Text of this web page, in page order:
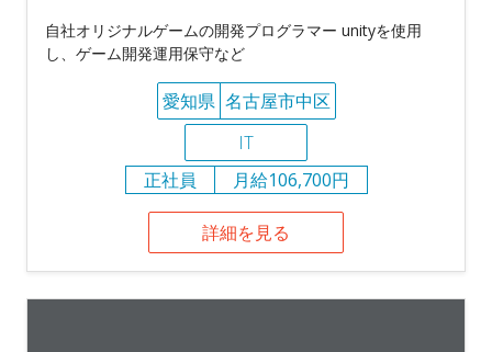
自社オリジナルゲームの開発プログラマー unityを使用
し、ゲーム開発運用保守など
愛知県 名古屋市中区
IT
正社員
月給106,700円
詳細を見る